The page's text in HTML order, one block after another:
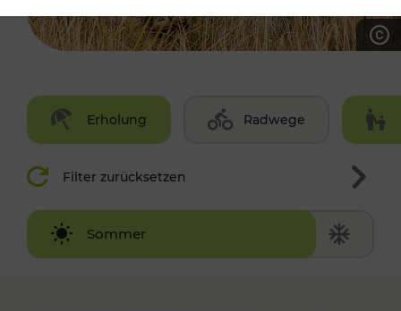
Erholung Radwege
Filter zurücksetzen
Sommer
Winter